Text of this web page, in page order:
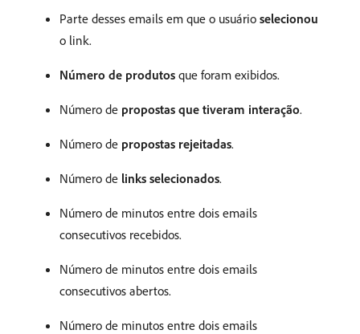
Parte desses emails em que o usuário selecionou
o link.
Número de produtos que foram exibidos.
Número de propostas que tiveram interação.
Número de propostas rejeitadas.
Número de links selecionados.
Número de minutos entre dois emails
consecutivos recebidos.
Número de minutos entre dois emails
consecutivos abertos.
Número de minutos entre dois emails